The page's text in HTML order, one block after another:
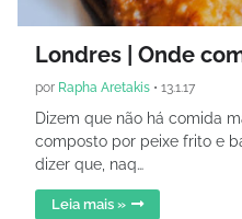
Londres | Onde
por Rapha Aretakis • 13.1.17
Dizem que não há comida
composto por peixe frito e
dizer que, naq…
Leia mais »